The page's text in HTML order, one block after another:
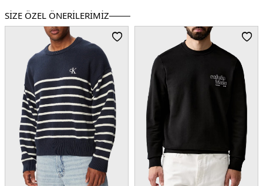
&
Kalıp Bilgisi :Regular Fit
Manken Ölçüsü :
Boy : 1.86 cm / Beden : L
Üretim Yeri :
Bangladeş
5DE1J30J323762ACF.17
SİZE ÖZEL ÖNERİLERİMİZ